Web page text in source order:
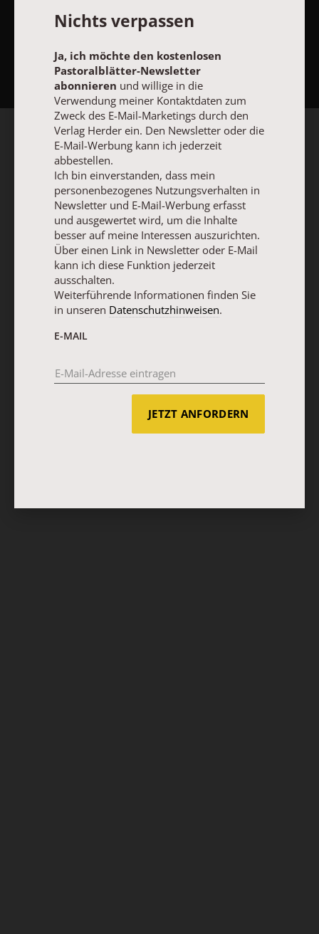
NACH OBEN
Nichts verpassen
Ja, ich möchte den kostenlosen
Pastoralblätter-Newsletter
abonnieren und willige in die
Verwendung meiner Kontaktdaten zum
Zweck des E-Mail-Marketings durch den
Verlag Herder ein. Den Newsletter oder die
E-Mail-Werbung kann ich jederzeit
abbestellen.
Ich bin einverstanden, dass mein
personenbezogenes Nutzungsverhalten in
Newsletter und E-Mail-Werbung erfasst
und ausgewertet wird, um die Inhalte
besser auf meine Interessen auszurichten.
Über einen Link in Newsletter oder E-Mail
kann ich diese Funktion jederzeit
ausschalten.
Weiterführende Informationen finden Sie
in unseren Datenschutzhinweisen.
E-MAIL
JETZT ANFORDERN